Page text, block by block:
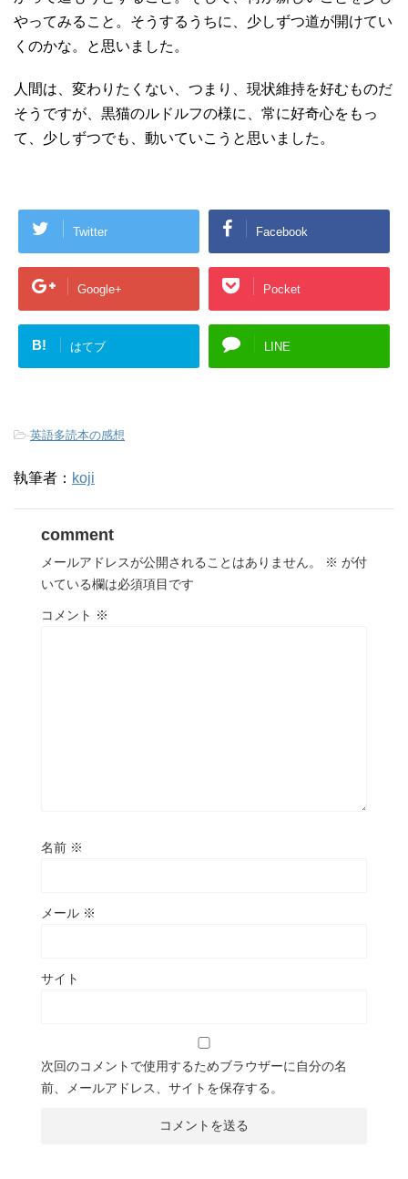
やってみること。そうするうちに、少しずつ道が開けてい
くのかな。と思いました。
人間は、変わりたくない、つまり、現状維持を好むものだ
そうですが、黒猫のルドルフの様に、常に好奇心をもっ
て、少しずつでも、動いていこうと思いました。
Twitter Facebook
Google+ Pocket
B! はてブ LINE
-英語多読本の感想
執筆者： koji
comment
メールアドレスが公開されることはありません。 ※ が付
いている欄は必須項目です
コメント ※
名前 ※
メール ※
サイト
次回のコメントで使用するためブラウザーに自分の名
前、メールアドレス、サイトを保存する。